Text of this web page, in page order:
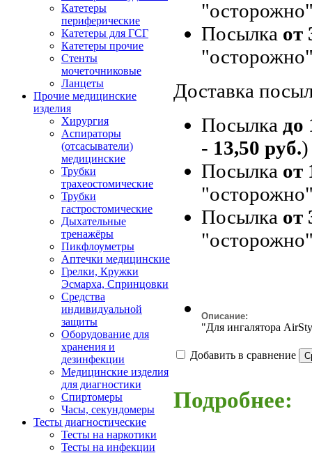
Катетеры
периферические
Катетеры для ГСГ
Катетеры прочие
Стенты
мочеточниковые
Ланцеты
Прочие медицинские
изделия
Хирургия
Аспираторы
(отсасыватели)
медицинские
Трубки
трахеостомические
Трубки
гастростомические
Дыхательные
тренажёры
Пикфлоуметры
Аптечки медицинские
Грелки, Кружки
Эсмарха, Спринцовки
Средства
индивидуальной
защиты
Оборудование для
хранения и
дезинфекции
Медицинские изделия
для диагностики
Спиртомеры
Часы, секундомеры
Тесты диагностические
Тесты на наркотики
Тесты на инфекции
Посылка от
Доставка
Посылка до
- 13,50 руб.)
Посылка от
Посылка от
Описание:
"Для ингалятора
Добавить в сравнение
Подробнее: